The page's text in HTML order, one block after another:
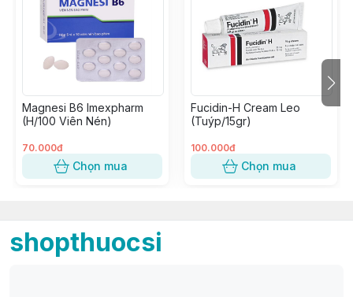
Magnesi B6 Imexpharm
(H/100 Viên Nén)
70.000đ
Chọn mua
Fucidin-H Cream Leo
(Tuýp/15gr)
100.000đ
Chọn mua
shopthuocsi